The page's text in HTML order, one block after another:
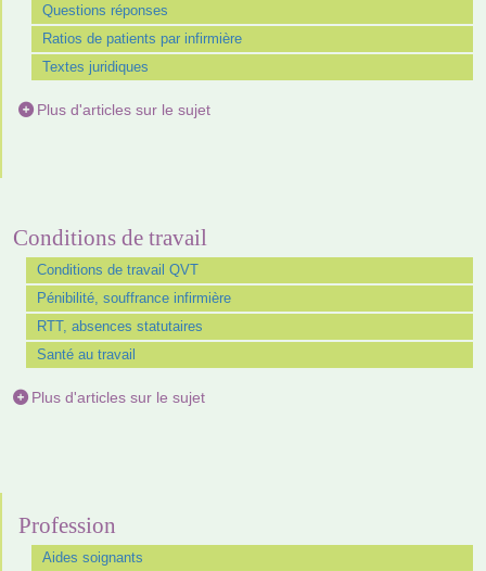
Questions réponses
Ratios de patients par infirmière
Textes juridiques
Plus d'articles sur le sujet
Conditions de travail
Conditions de travail QVT
Pénibilité, souffrance infirmière
RTT, absences statutaires
Santé au travail
Plus d'articles sur le sujet
Profession
Aides soignants